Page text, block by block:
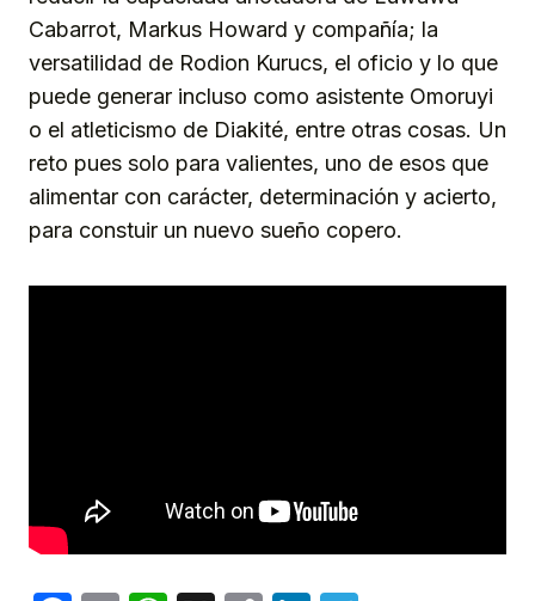
Cabarrot, Markus Howard y compañía; la
versatilidad de Rodion Kurucs, el oficio y lo que
puede generar incluso como asistente Omoruyi
o el atleticismo de Diakité, entre otras cosas. Un
reto pues solo para valientes, uno de esos que
alimentar con carácter, determinación y acierto,
para constuir un nuevo sueño copero.